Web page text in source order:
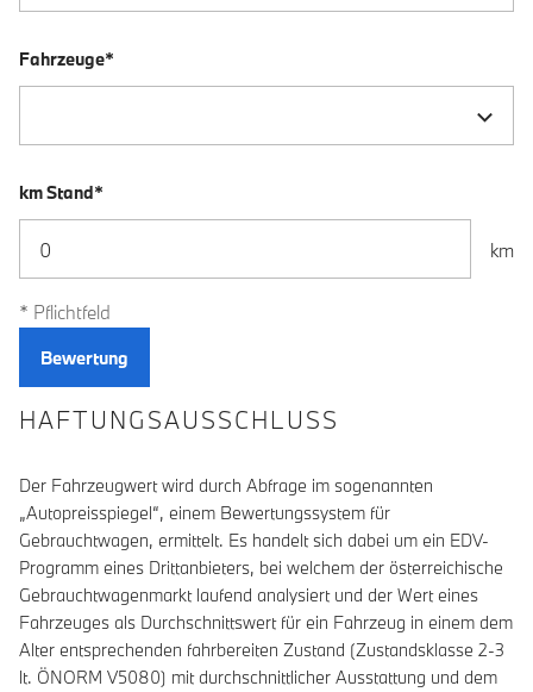
Fahrzeuge*
km Stand*
km
* Pflichtfeld
HAFTUNGSAUSSCHLUSS
Der Fahrzeugwert wird durch Abfrage im sogenannten
„Autopreisspiegel“, einem Bewertungssystem für
Gebrauchtwagen, ermittelt. Es handelt sich dabei um ein EDV-
Programm eines Drittanbieters, bei welchem der österreichische
Gebrauchtwagenmarkt laufend analysiert und der Wert eines
Fahrzeuges als Durchschnittswert für ein Fahrzeug in einem dem
Alter entsprechenden fahrbereiten Zustand (Zustandsklasse 2-3
lt. ÖNORM V5080) mit durchschnittlicher Ausstattung und dem